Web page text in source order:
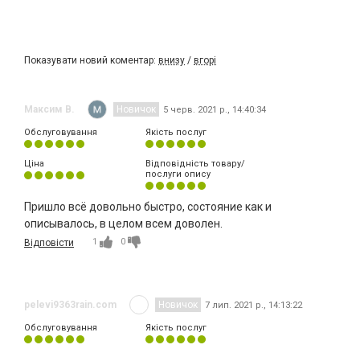
Показувати новий коментар: внизу / вгорі
Максим В. Новичок 5 черв. 2021 р., 14:40:34
Обслуговування Якість послуг
Ціна
Відповідність товару/
послуги опису
Пришло всё довольно быстро, состояние как и
описывалось, в целом всем доволен.
Відповісти 1 0
pelevi9363rain.com Новичок 7 лип. 2021 р., 14:13:22
Обслуговування Якість послуг